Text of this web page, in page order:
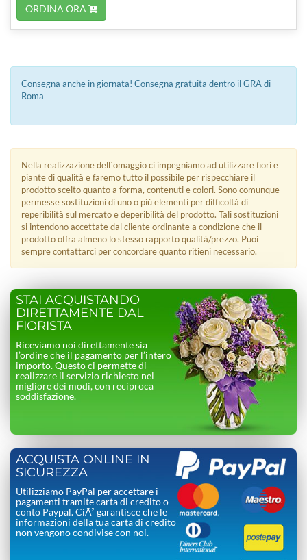
ORDINA ORA
Consegna anche in giornata! Consegna gratuita dentro il GRA di
Roma
Nella realizzazione dell´omaggio ci impegniamo ad utilizzare fiori e
piante di qualità e faremo tutto il possibile per rispecchiare il
prodotto scelto quanto a forma, contenuti e colori. Sono comunque
permesse sostituzioni di uno o più elementi per difficoltà di
reperibilità sul mercato e deperibilità del prodotto. Tali sostituzioni
si intendono accettate dal cliente ordinante a condizione che il
prodotto offra almeno lo stesso rapporto qualità/prezzo. Puoi
sempre contattarci per concordare quanto ritieni necessario.
STAI ACQUISTANDO
DIRETTAMENTE DAL
FIORISTA
Riceviamo noi direttamente sia
l’ordine che il pagamento per l’intero
importo. Questo ci permette di
realizzare il servizio richiesto nel
migliore dei modi, con reciproca
soddisfazione.
ACQUISTA ONLINE IN
SICUREZZA
Utilizziamo PayPal per accettare i
pagamenti tramite carta di credito o
conto Paypal. CiÃ² garantisce che le
informazioni della tua carta di credito
non vengono condivise con noi.